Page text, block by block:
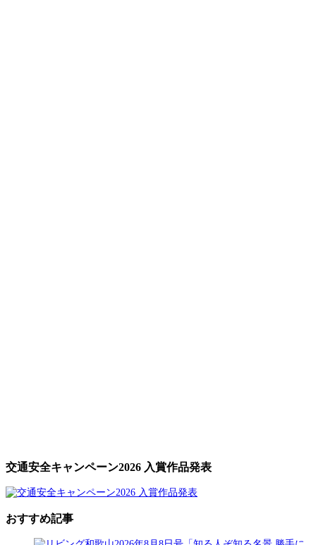
交通安全キャンペーン2026 入賞作品発表
おすすめ記事